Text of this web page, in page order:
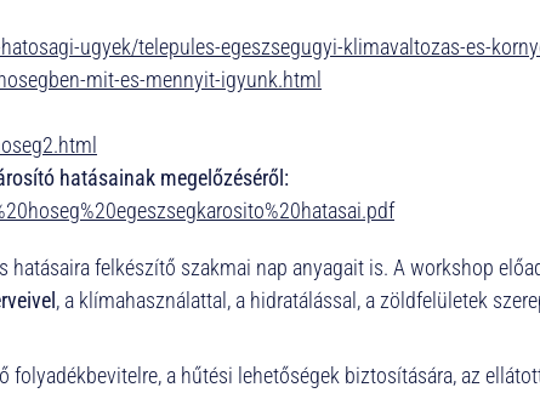
ugyek/telepules-egeszsegugyi-klimavaltozas-es-
mit-es-mennyit-igyunk.html
hatásainak megelőzéséről:
hatásaira felkészítő szakmai nap anyagait is. A workshop
, a klímahasználattal, a hidratálással, a zöldfelületek
a hűtési lehetőségek biztosítására, az